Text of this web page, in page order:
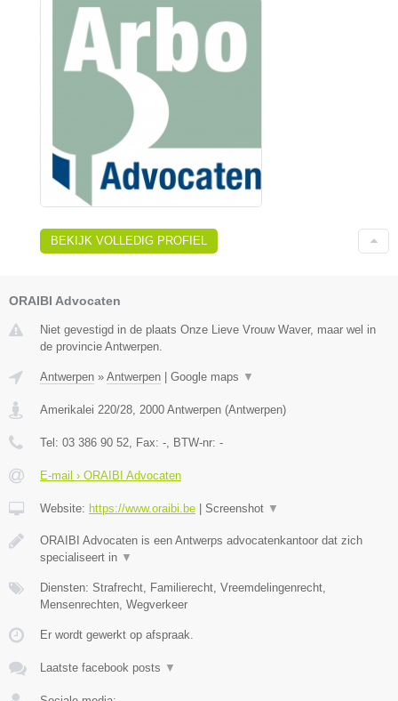
BEKIJK VOLLEDIG PROFIEL
ORAIBI Advocaten
Niet gevestigd in de plaats Onze Lieve Vrouw Waver, maar wel in
de provincie Antwerpen.
Antwerpen » Antwerpen Google maps ▼
Amerikalei 220/28, 2000 Antwerpen (Antwerpen)
Tel: 03 386 90 52, Fax: -, BTW-nr: -
E-mail › ORAIBI Advocaten
Website: https://www.oraibi.be Screenshot ▼
ORAIBI Advocaten is een Antwerps advocatenkantoor dat zich
specialiseert in ▼
Diensten: Strafrecht, Familierecht, Vreemdelingenrecht,
Mensenrechten, Wegverkeer
Er wordt gewerkt op afspraak.
Laatste facebook posts ▼